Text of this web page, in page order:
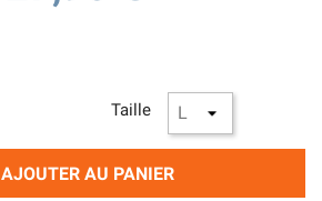
Taille
AJOUTER AU PANIER